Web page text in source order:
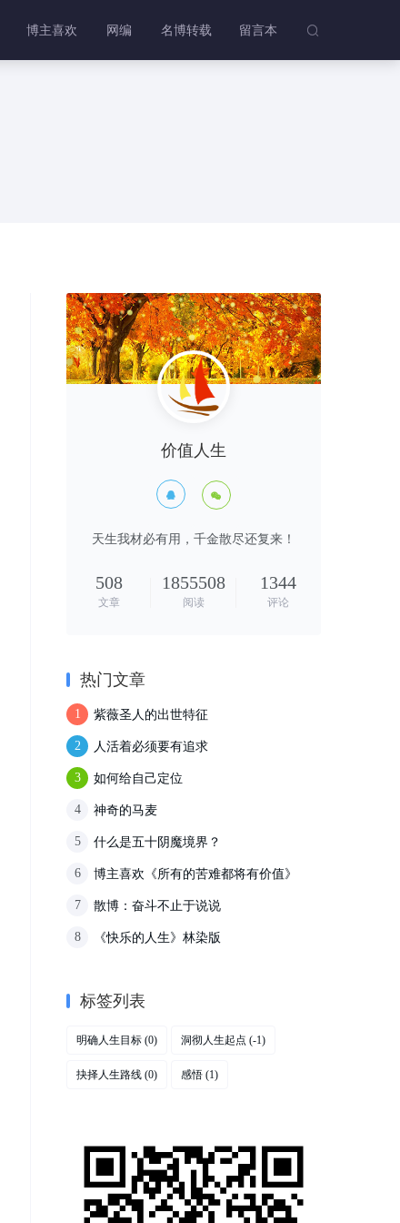

博主喜欢 网编 名博转载 留言本
价值人生
 
天生我材必有用，千金散尽还复来！
508
文章
1855508
阅读
1344
评论
热门文章
1 紫薇圣人的出世特征
2 人活着必须要有追求
3 如何给自己定位
4 神奇的马麦
5 什么是五十阴魔境界？
6 博主喜欢《所有的苦难都将有价值》
7 散博：奋斗不止于说说
8 《快乐的人生》林染版
标签列表
明确人生目标 (0) 洞彻人生起点 (-1)
抉择人生路线 (0) 感悟 (1)